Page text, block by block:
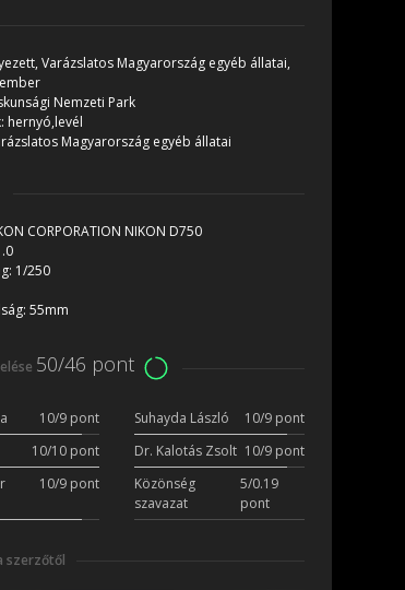
Varázslatos Magyarország egyéb állatai,
Nemzeti Park
hernyó,levél
Magyarország egyéb állatai
CORPORATION NIKON D750
1/250
55mm
50/46 pont
10/9 pont Suhayda László
10/9 pont
10/10 pont Dr. Kalotás Zsolt 10/9 pont
10/9 pont
Közönség
szavazat
5/0.19
pont
szerzőtől